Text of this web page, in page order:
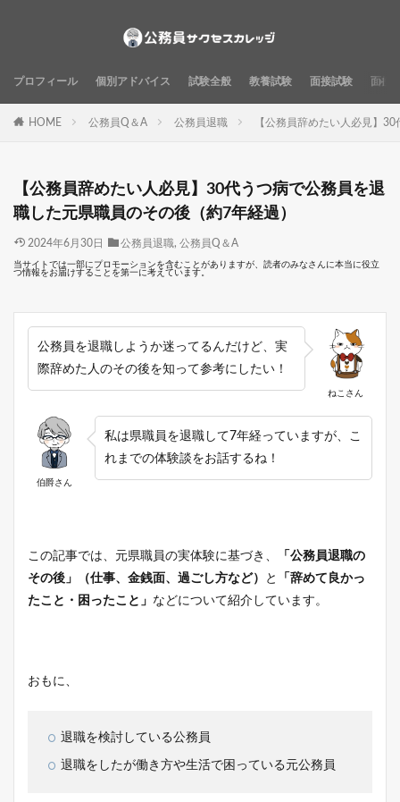
プロフィール 個別アドバイス 試験全般 教養試験 面接試験 面接
HOME 公務員Q＆A 公務員退職 【公務員辞めたい人必見】
【公務員辞めたい人必見】30代うつ病で公務員を退
職した元県職員のその後（約7年経過）
2024年6月30日 公務員退職, 公務員Q＆A
当サイトでは一部にプロモーションを含むことがありますが、読者のみなさんに本当に役立
つ情報をお届けすることを第一に考えています。
ねこさん
公務員を退職しようか迷ってるんだけど、実
際辞めた人のその後を知って参考にしたい！
伯爵さん
私は県職員を退職して7年経っていますが、こ
れまでの体験談をお話するね！
この記事では、元県職員の実体験に基づき、
「公務員退職の
その後」（仕事、金銭面、過ごし方など）
と
「辞めて良かっ
たこと・困ったこと」 などについて紹介しています。
おもに、
退職を検討している公務員
退職をしたが働き方や生活で困っている元公務員